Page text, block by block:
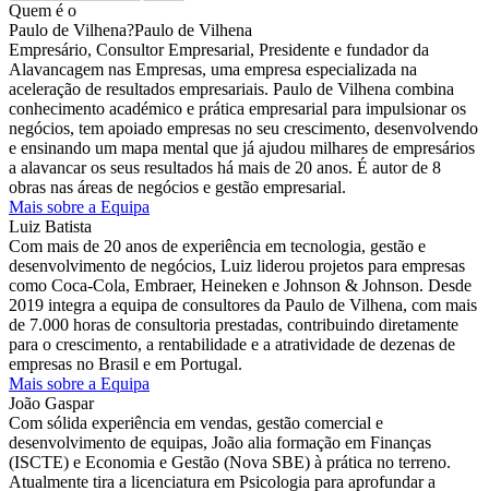
Quem é o
Paulo de Vilhena?Paulo de Vilhena
Empresário, Consultor Empresarial, Presidente e fundador da
Alavancagem nas Empresas, uma empresa especializada na
aceleração de resultados empresariais. Paulo de Vilhena combina
conhecimento académico e prática empresarial para impulsionar os
negócios, tem apoiado empresas no seu crescimento, desenvolvendo
e ensinando um mapa mental que já ajudou milhares de empresários
a alavancar os seus resultados há mais de 20 anos. É autor de 8
obras nas áreas de negócios e gestão empresarial.
Mais sobre a Equipa
Luiz Batista
Com mais de 20 anos de experiência em tecnologia, gestão e
desenvolvimento de negócios, Luiz liderou projetos para empresas
como Coca-Cola, Embraer, Heineken e Johnson & Johnson. Desde
2019 integra a equipa de consultores da Paulo de Vilhena, com mais
de 7.000 horas de consultoria prestadas, contribuindo diretamente
para o crescimento, a rentabilidade e a atratividade de dezenas de
empresas no Brasil e em Portugal.
Mais sobre a Equipa
João Gaspar
Com sólida experiência em vendas, gestão comercial e
desenvolvimento de equipas, João alia formação em Finanças
(ISCTE) e Economia e Gestão (Nova SBE) à prática no terreno.
Atualmente tira a licenciatura em Psicologia para aprofundar a